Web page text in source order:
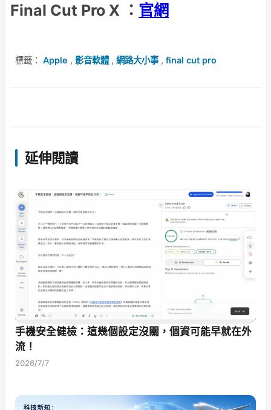
Final Cut Pro X ： 官網
標籤： Apple , 影音軟體, 網路大小事, final cut pro
延伸閱讀
手機安全健檢：這幾個設定沒關，個資可能早就在外
流！
2026/7/7